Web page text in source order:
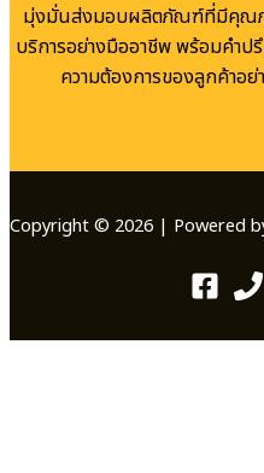
มุ่งมั่นส่งมอบผลิตภัณฑ์ที่มีคุณภา
บริการอย่างมืออาชีพ พร้อมคำ
ความต้องการของลูกค้าอ
Copyright © 2026 | Powered